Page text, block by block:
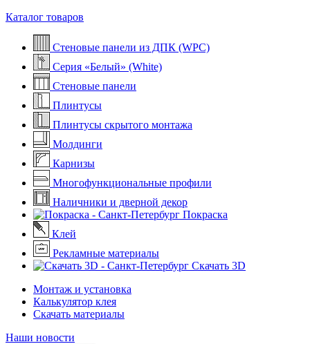
Каталог товаров
Стеновые панели из ДПК (WPC)
Серия «Белый» (White)
Стеновые панели
Плинтусы
Плинтусы скрытого монтажа
Молдинги
Карнизы
Многофункциональные профили
Наличники и дверной декор
Покраска
Клей
Рекламные материалы
Скачать 3D
Монтаж и установка
Калькулятор клея
Скачать материалы
Наши новости